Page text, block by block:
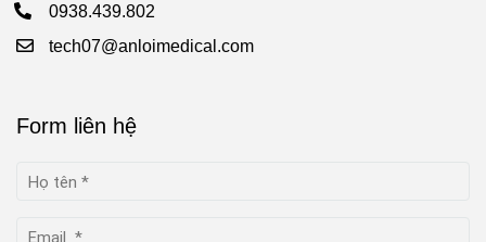
0938.439.802
tech07@anloimedical.com
Form liên hệ